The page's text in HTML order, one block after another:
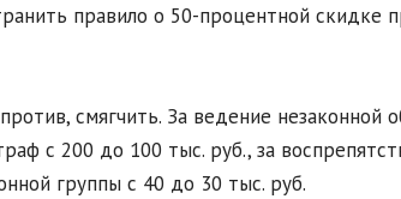
правило о 50-процентной скидке
смягчить. За ведение незаконной
с 200 до 100 тыс. руб., за
группы с 40 до 30 тыс. руб.